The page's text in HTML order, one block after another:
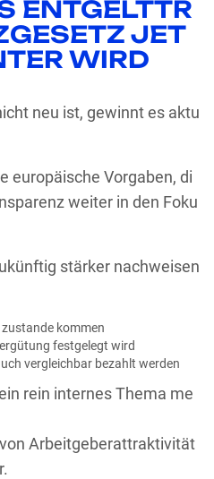
ENTGELTTR
JET
WIRD
neu ist, gewinnt es aktu
europäische Vorgaben, di
weiter in den Foku
stärker nachweisen
kommen
festgelegt wird
vergleichbar bezahlt werden
rein internes Thema me
Arbeitgeberattraktivität